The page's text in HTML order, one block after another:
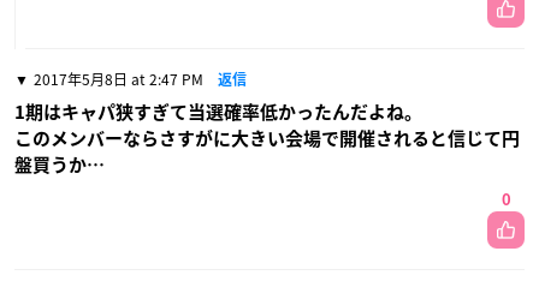
2017年5月8日 at 2:47 PM 返信
1期はキャパ狭すぎて当選確率低かったんだよね。
このメンバーならさすがに大きい会場で開催されると信じて円
盤買うか…
0